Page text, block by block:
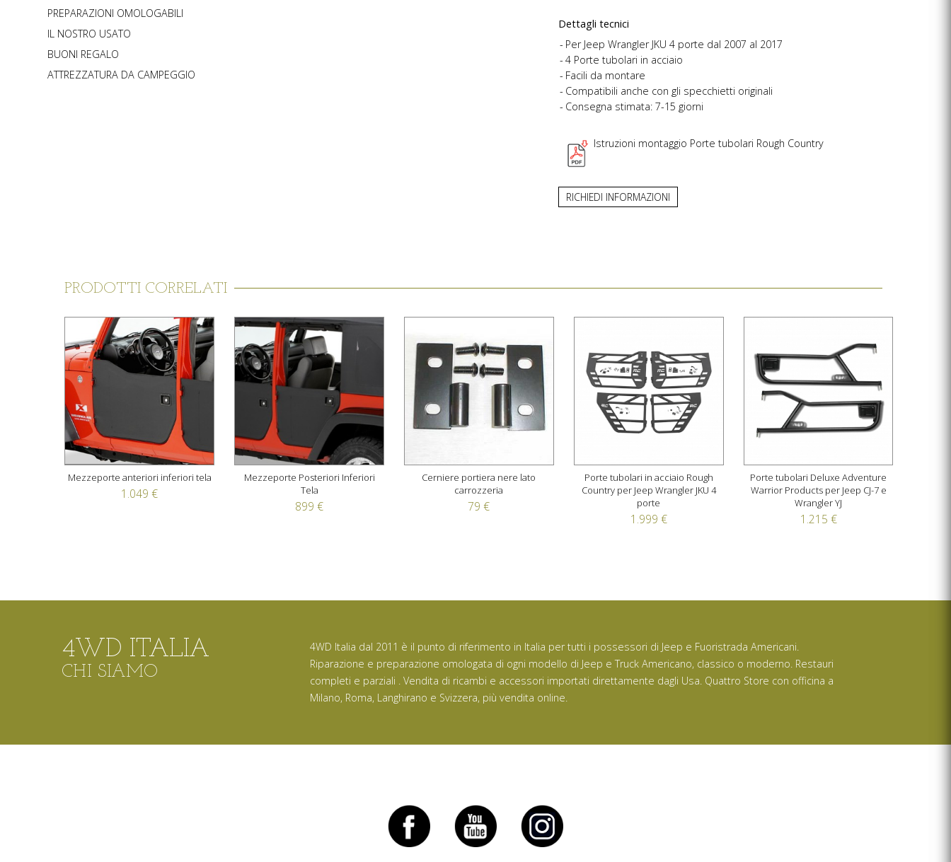
PREPARAZIONI OMOLOGABILI
IL NOSTRO USATO
BUONI REGALO
ATTREZZATURA DA CAMPEGGIO
Dettagli tecnici
Per Jeep Wrangler JKU 4 porte dal 2007 al 2017
4 Porte tubolari in acciaio
Facili da montare
Compatibili anche con gli specchietti originali
Consegna stimata: 7-15 giorni
Istruzioni montaggio Porte tubolari Rough Country
RICHIEDI INFORMAZIONI
PRODOTTI CORRELATI
Mezzeporte anteriori inferiori tela
1.049 €
Mezzeporte Posteriori Inferiori
Tela
899 €
Cerniere portiera nere lato
carrozzeria
79 €
Porte tubolari in acciaio Rough
Country per Jeep Wrangler JKU 4
porte
1.999 €
Porte tubolari Deluxe Adventure
Warrior Products per Jeep CJ-7 e
Wrangler YJ
1.215 €
4WD ITALIA
CHI SIAMO
4WD Italia dal 2011 è il punto di riferimento in Italia per tutti i possessori di Jeep e Fuoristrada Americani.
Riparazione e preparazione omologata di ogni modello di Jeep e Truck Americano, classico o moderno. Restauri
completi e parziali . Vendita di ricambi e accessori importati direttamente dagli Usa. Quattro Store con officina a
Milano, Roma, Langhirano e Svizzera, più vendita online.